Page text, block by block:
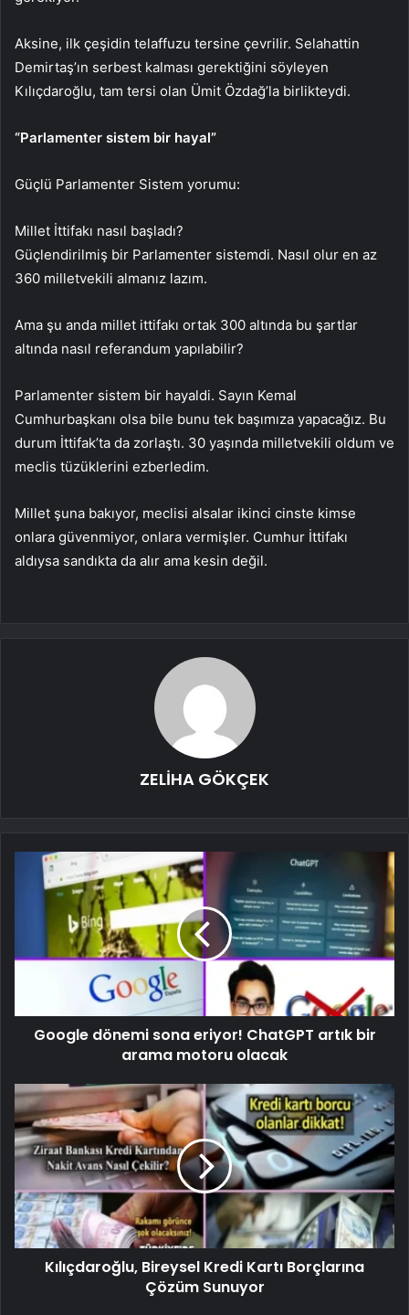
Aksine, ilk çeşidin telaffuzu tersine çevrilir. Selahattin
Demirtaş’ın serbest kalması gerektiğini söyleyen
Kılıçdaroğlu, tam tersi olan Ümit Özdağ’la birlikteydi.
“Parlamenter sistem bir hayal”
Güçlü Parlamenter Sistem yorumu:
Millet İttifakı nasıl başladı?
Güçlendirilmiş bir Parlamenter sistemdi. Nasıl olur en az
360 milletvekili almanız lazım.
Ama şu anda millet ittifakı ortak 300 altında bu şartlar
altında nasıl referandum yapılabilir?
Parlamenter sistem bir hayaldi. Sayın Kemal
Cumhurbaşkanı olsa bile bunu tek başımıza yapacağız. Bu
durum İttifak’ta da zorlaştı. 30 yaşında milletvekili oldum ve
meclis tüzüklerini ezberledim.
Millet şuna bakıyor, meclisi alsalar ikinci cinste kimse
onlara güvenmiyor, onlara vermişler. Cumhur İttifakı
aldıysa sandıkta da alır ama kesin değil.
ZELİHA GÖKÇEK
Google dönemi sona eriyor! ChatGPT artık bir
arama motoru olacak
Kılıçdaroğlu, Bireysel Kredi Kartı Borçlarına
Çözüm Sunuyor